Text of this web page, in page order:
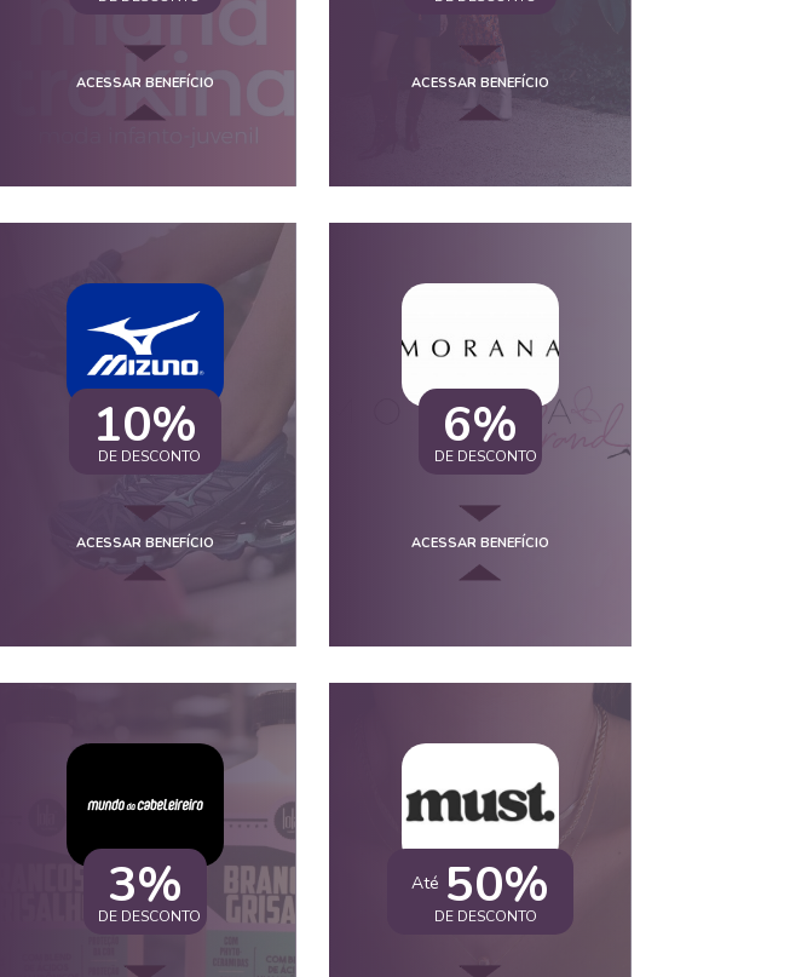
ACESSAR BENEFÍCIO ACESSAR BENEFÍCIO
10%
DE DESCONTO
ACESSAR BENEFÍCIO
6%
DE DESCONTO
ACESSAR BENEFÍCIO
3%
DE DESCONTO
Até 50%
DE DESCONTO